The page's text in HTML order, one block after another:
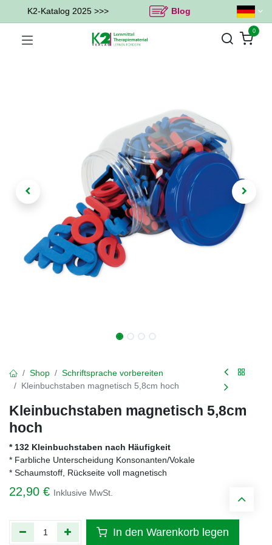
K2-Katalog 2025 >>> Blog
0
Shop
Schriftsprache vorbereiten
Kleinbuchstaben magnetisch 5,8cm hoch
Kleinbuchstaben magnetisch 5,8cm
hoch
* 132 Kleinbuchstaben nach Häufigkeit
* Farbliche Unterscheidung Konsonanten/Vokale
* Schaumstoff, Rückseite voll magnetisch
22,90 € Inklusive MwSt.
In den Warenkorb legen